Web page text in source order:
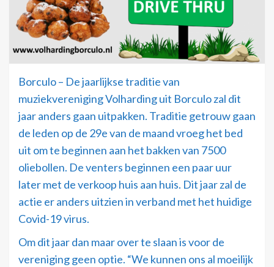
Borculo – De jaarlijkse traditie van
muziekvereniging Volharding uit Borculo zal dit
jaar anders gaan uitpakken. Traditie getrouw gaan
de leden op de 29e van de maand vroeg het bed
uit om te beginnen aan het bakken van 7500
oliebollen. De venters beginnen een paar uur
later met de verkoop huis aan huis. Dit jaar zal de
actie er anders uitzien in verband met het huidige
Covid-19 virus.
Om dit jaar dan maar over te slaan is voor de
vereniging geen optie. “We kunnen ons al moeilijk